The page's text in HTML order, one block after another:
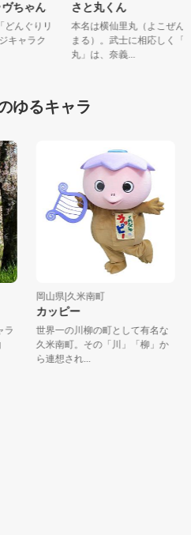
ヴちゃん
どんぐりリ
ジキャラク
さと丸くん
本名は横仙里丸（よこぜ
まる）。武士に相応しく
丸」は、奈義...
ゆるキャラ
岡山県|久米南町
カッピー
世界一の川柳の町として有名な
久米南町。その「川」「柳」か
ら連想され...